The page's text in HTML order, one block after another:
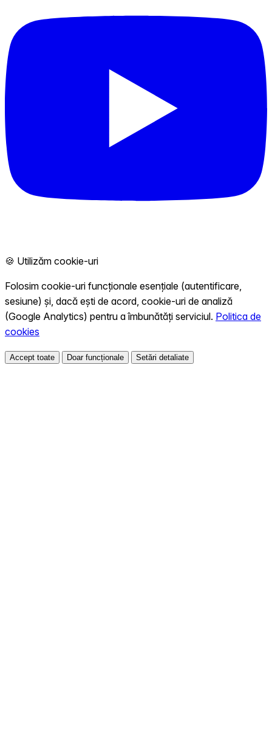
🍪 Utilizăm cookie-uri
Folosim cookie-uri funcționale esențiale (autentificare,
sesiune) și, dacă ești de acord, cookie-uri de analiză
(Google Analytics) pentru a îmbunătăți serviciul. Politica de
cookies
Accept toate Doar funcționale Setări detaliate